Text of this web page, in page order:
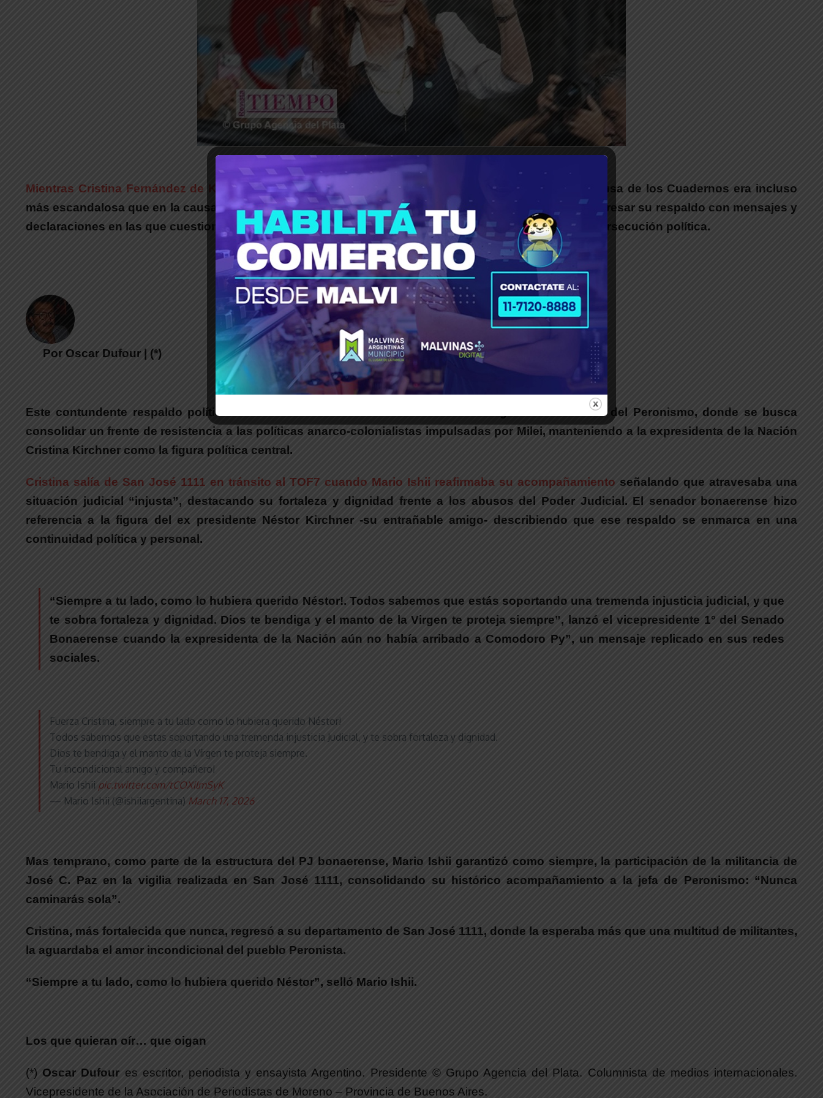
___________________________________________________________________
Mientras Cristina Fernández de Kirchner señalaba en el TOF7
que el accionar de la Justicia en la causa de los Cuadernos era incluso
más escandalosa que en la causa Vialidad, el senador bonaerense Mario Ishii salió públicamente a expresar su respaldo con mensajes y
declaraciones en las que cuestionó el accionar de la Justicia, defendió su inocencia y denunció una persecución política.
Por Oscar Dufour | (*)
Este contundente respaldo político de Mario Ishii ocurre en un momento de reorganización interna del Peronismo, donde se busca
consolidar un frente de resistencia a las políticas anarco-colonialistas impulsadas por Milei, manteniendo a la expresidenta de la Nación
Cristina Kirchner como la figura política central.
Cristina salía de San José 1111 en tránsito al TOF7 cuando Mario Ishii reafirmaba su acompañamiento señalando que atravesaba una
situación judicial “injusta”, destacando su fortaleza y dignidad frente a los abusos del Poder Judicial. El senador bonaerense hizo
referencia a la figura del ex presidente Néstor Kirchner -su entrañable amigo- describiendo que ese respaldo se enmarca en una
continuidad política y personal.
“Siempre a tu lado, como lo hubiera querido Néstor!. Todos sabemos que estás soportando una tremenda injusticia judicial, y que
te sobra fortaleza y dignidad. Dios te bendiga y el manto de la Virgen te proteja siempre”, lanzó el vicepresidente 1° del Senado
Bonaerense cuando la expresidenta de la Nación aún no había arribado a Comodoro Py”, un mensaje replicado en sus redes
sociales.
Fuerza Cristina, siempre a tu lado como lo hubiera querido Néstor!
Todos sabemos que estas soportando una tremenda injusticia Judicial, y te sobra fortaleza y dignidad.
Dios te bendiga y el manto de la Vírgen te proteja siempre.
Tu incondicional amigo y compañero!
Mario Ishii pic.twitter.com/tCOXilmSyK
— Mario Ishii (@ishiiargentina) March 17, 2026
Mas temprano, como parte de la estructura del PJ bonaerense, Mario Ishii garantizó como siempre, la participación de la militancia de
José C. Paz en la vigilia realizada en San José 1111, consolidando su histórico acompañamiento a la jefa de Peronismo: “Nunca
caminarás sola”.
Cristina, más fortalecida que nunca, regresó a su departamento de San José 1111, donde la esperaba más que una multitud de militantes,
la aguardaba el amor incondicional del pueblo Peronista.
“Siempre a tu lado, como lo hubiera querido Néstor”, selló Mario Ishii.
Los que quieran oír… que oigan
(*) Oscar Dufour es escritor, periodista y ensayista Argentino. Presidente © Grupo Agencia del Plata. Columnista de medios internacionales.
Vicepresidente de la Asociación de Periodistas de Moreno – Provincia de Buenos Aires.